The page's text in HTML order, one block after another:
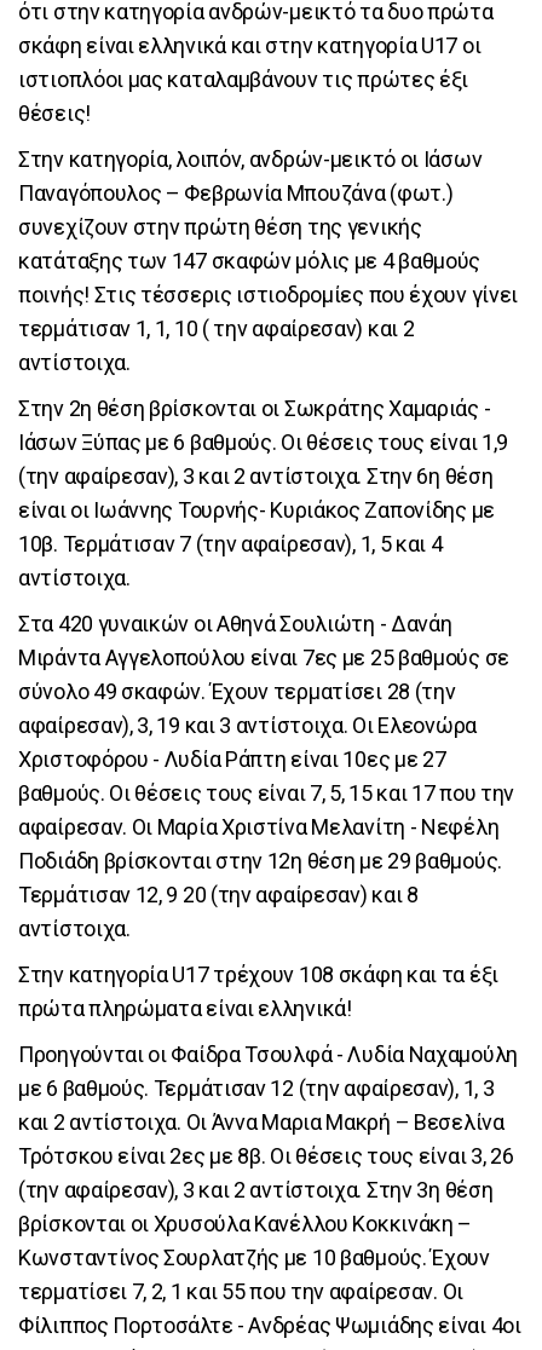
ότι στην κατηγορία ανδρών-μεικτό τα δυο πρώτα
σκάφη είναι ελληνικά και στην κατηγορία U17 οι
ιστιοπλόοι μας καταλαμβάνουν τις πρώτες έξι
θέσεις!
Στην κατηγορία, λοιπόν, ανδρών-μεικτό οι Ιάσων
Παναγόπουλος – Φεβρωνία Μπουζάνα (φωτ.)
συνεχίζουν στην πρώτη θέση της γενικής
κατάταξης των 147 σκαφών μόλις με 4 βαθμούς
ποινής! Στις τέσσερις ιστιοδρομίες που έχουν γίνει
τερμάτισαν 1, 1, 10 ( την αφαίρεσαν) και 2
αντίστοιχα.
Στην 2η θέση βρίσκονται οι Σωκράτης Χαμαριάς -
Ιάσων Ξύπας με 6 βαθμούς. Οι θέσεις τους είναι 1,9
(την αφαίρεσαν), 3 και 2 αντίστοιχα. Στην 6η θέση
είναι οι Ιωάννης Τουρνής- Κυριάκος Ζαπονίδης με
10β. Τερμάτισαν 7 (την αφαίρεσαν), 1, 5 και 4
αντίστοιχα.
Στα 420 γυναικών οι Αθηνά Σουλιώτη - Δανάη
Μιράντα Αγγελοπούλου είναι 7ες με 25 βαθμούς σε
σύνολο 49 σκαφών. Έχουν τερματίσει 28 (την
αφαίρεσαν), 3, 19 και 3 αντίστοιχα. Οι Ελεονώρα
Χριστοφόρου - Λυδία Ράπτη είναι 10ες με 27
βαθμούς. Οι θέσεις τους είναι 7, 5, 15 και 17 που την
αφαίρεσαν. Οι Μαρία Χριστίνα Μελανίτη - Νεφέλη
Ποδιάδη βρίσκονται στην 12η θέση με 29 βαθμούς.
Τερμάτισαν 12, 9 20 (την αφαίρεσαν) και 8
αντίστοιχα.
Στην κατηγορία U17 τρέχουν 108 σκάφη και τα έξι
πρώτα πληρώματα είναι ελληνικά!
Προηγούνται οι Φαίδρα Τσουλφά - Λυδία Ναχαμούλη
με 6 βαθμούς. Τερμάτισαν 12 (την αφαίρεσαν), 1, 3
και 2 αντίστοιχα. Οι Άννα Μαρια Μακρή – Βεσελίνα
Τρότσκου είναι 2ες με 8β. Οι θέσεις τους είναι 3, 26
(την αφαίρεσαν), 3 και 2 αντίστοιχα. Στην 3η θέση
βρίσκονται οι Χρυσούλα Κανέλλου Κοκκινάκη –
Κωνσταντίνος Σουρλατζής με 10 βαθμούς. Έχουν
τερματίσει 7, 2, 1 και 55 που την αφαίρεσαν. Οι
Φίλιππος Πορτοσάλτε - Ανδρέας Ψωμιάδης είναι 4οι